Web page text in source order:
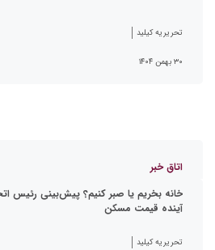
تحریریه کیلید
۳۰ بهمن ۱۴۰۴
اتاق خبر
خانه بخریم یا صبر کنیم؟ پیش‌بینی رئیس
آینده قیمت مسکن
تحریریه کیلید